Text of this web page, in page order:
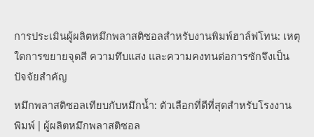
การประเมินผู้ผลิตหมึกพลาสติซอลสำหรับงานพิมพ์ฮาล์ฟโทน: เหตุ
ใดการขยายจุดสี ความทึบแสง และความคงทนต่อการซักจึงเป็น
ปัจจัยสำคัญ
หมึกพลาสติซอลเทียบกับหมึกน้ำ: ตัวเลือกที่ดีที่สุดสำหรับโรงงาน
พิมพ์ | ผู้ผลิตหมึกพลาสติซอล